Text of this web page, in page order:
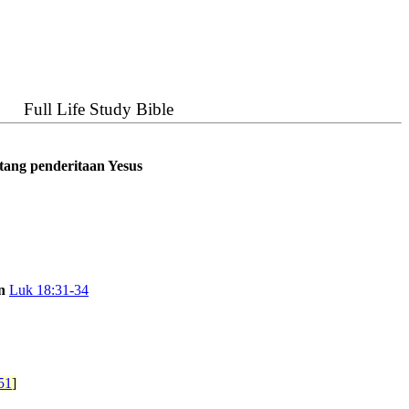
Full Life Study Bible
penderitaan Yesus
Luk 18:31-34
]